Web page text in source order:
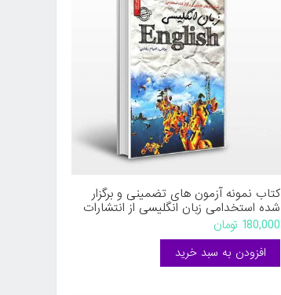
کتاب نمونه آزمون های تضمینی و برگزار
شده استخدامی زبان انگلیسی از انتشارات
رویای سبز نوشته زینب اعتدادی
180,000 تومان